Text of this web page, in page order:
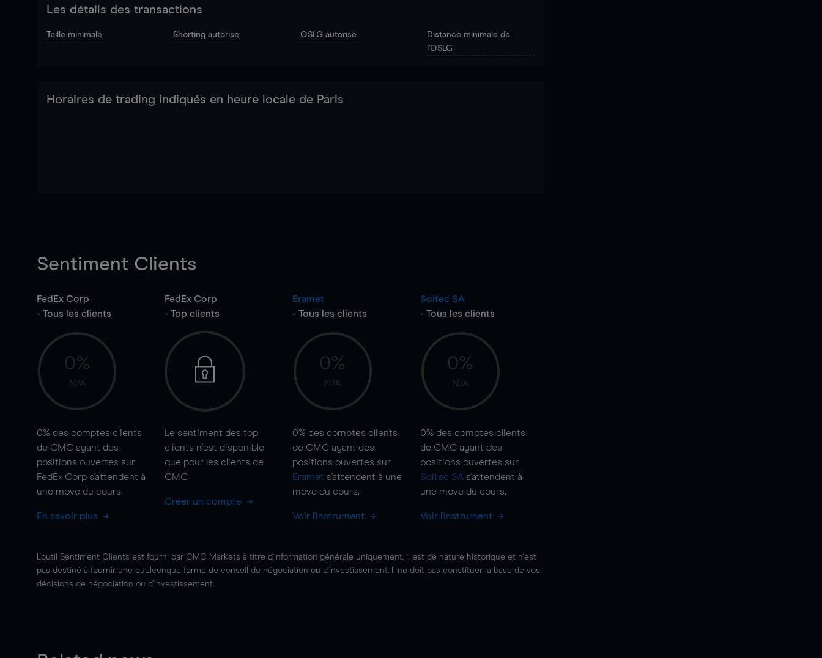
Les détails des transactions
Taille minimale Shorting autorisé OSLG autorisé
Distance minimale de
l'OSLG
Horaires de trading indiqués en heure locale de Paris
Sentiment Clients
FedEx Corp
- Tous les clients
0%
N/A
0% des comptes clients
de CMC ayant des
positions ouvertes sur
FedEx Corp s'attendent à
une move du cours.
En savoir plus
FedEx Corp
- Top clients
Le sentiment des top
clients n'est disponible
que pour les clients de
CMC.
Créer un compte
Eramet
- Tous les clients
0%
N/A
0% des comptes clients
de CMC ayant des
positions ouvertes sur
Eramet s'attendent à une
move du cours.
Voir l'instrument
Soitec SA
- Tous les clients
0%
N/A
0% des comptes clients
de CMC ayant des
positions ouvertes sur
Soitec SA s'attendent à
une move du cours.
Voir l'instrument
L'outil Sentiment Clients est fourni par CMC Markets à titre d'information générale uniquement, il est de nature historique et n'est
pas destiné à fournir une quelconque forme de conseil de négociation ou d'investissement. Il ne doit pas constituer la base de vos
décisions de négociation ou d'investissement.